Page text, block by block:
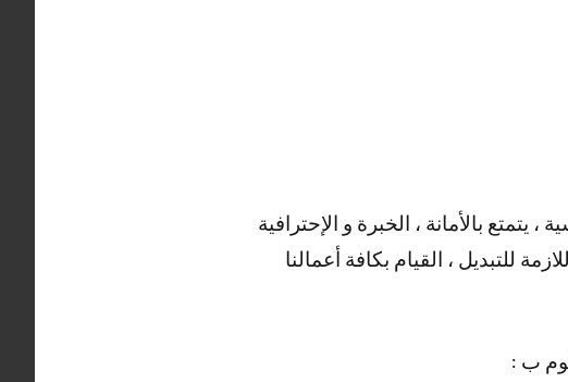
بالأمانة ، الخبرة و الإحترافية
للتبديل ، القيام بكافة أعمالنا
ب :